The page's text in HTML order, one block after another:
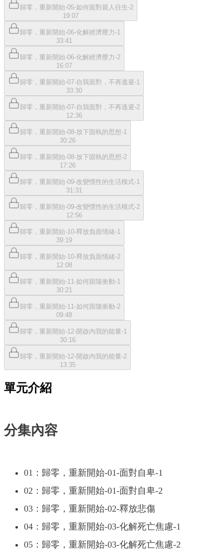
歸零，重新開始-05-如何面對親人往生-2
19:07
歸零，重新開始-06-化解經濟壓力-1
33:41
歸零，重新開始-06-化解經濟壓力-2
16:07
歸零，重新開始-07-自我面對，不再逃避-1
33:30
歸零，重新開始-07-自我面對，不再逃避-2
12:36
歸零，重新開始-08-放下固執的思想-1
30:26
歸零，重新開始-08-放下固執的思想-2
17:26
歸零，重新開始-09-改變慣性的生活模式-1
31:31
歸零，重新開始-09-改變慣性的生活模式-2
12:56
歸零，重新開始-10-釋放負面情緒-1
39:19
歸零，重新開始-10-釋放負面情緒-2
12:08
歸零，重新開始-11-如何跟隨衝動-1
30:21
歸零，重新開始-11-如何跟隨衝動-2
09:48
歸零，重新開始-12-開啟內我的能量-1
30:16
歸零，重新開始-12-開啟內我的能量-2
13:35
單元介紹
分集內容
01：歸零，重新開始-01-面對自卑-1
02：歸零，重新開始-01-面對自卑-2
03：歸零，重新開始-02-釋放悲傷
04：歸零，重新開始-03-化解死亡焦慮-1
05：歸零，重新開始-03-化解死亡焦慮-2